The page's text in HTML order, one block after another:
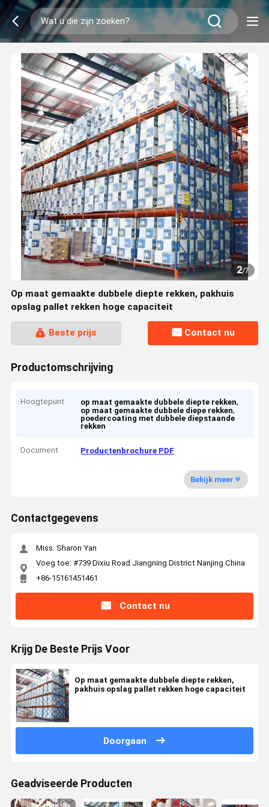
2/7
Op maat gemaakte dubbele diepte rekken, pakhuis
opslag pallet rekken hoge capaciteit
Beste prijs Contact nu
Productomschrijving
Hoogtepunt op maat gemaakte dubbele diepte rekken,
op maat gemaakte dubbele diepe rekken,
poedercoating met dubbele diepstaande
rekken
Document Productenbrochure PDF
Bekijk meer
Contactgegevens
Miss. Sharon Yan
Voeg toe: #739 Dixiu Road Jiangning District Nanjing China
+86-15161451461
Contact nu
Krijg De Beste Prijs Voor
Op maat gemaakte dubbele diepte rekken,
pakhuis opslag pallet rekken hoge capaciteit
Doorgaan
Geadviseerde Producten